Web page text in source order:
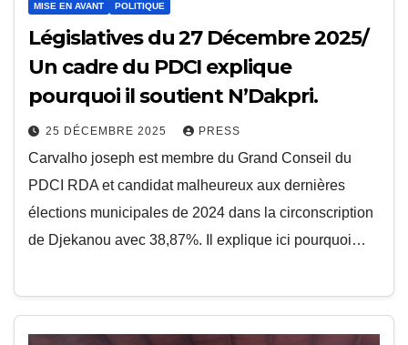
MISE EN AVANT POLITIQUE
Législatives du 27 Décembre 2025/
Un cadre du PDCI explique
pourquoi il soutient N’Dakpri.
25 DÉCEMBRE 2025 PRESS
Carvalho joseph est membre du Grand Conseil du
PDCI RDA et candidat malheureux aux dernières
élections municipales de 2024 dans la circonscription
de Djekanou avec 38,87%. Il explique ici pourquoi…